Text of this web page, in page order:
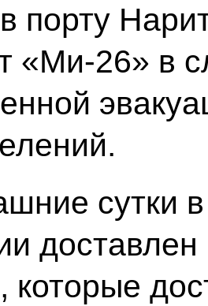
порту
«Ми-26» в
сутки
которые